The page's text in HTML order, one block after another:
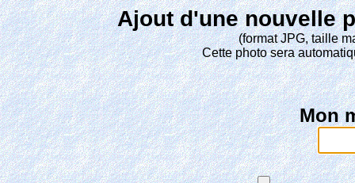
Ajout d'une nouvelle
(format JPG, taille
Cette photo sera
Mon